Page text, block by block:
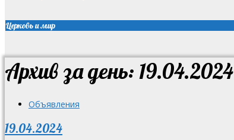
Церковь и мир
Архив за день: 19.04.2024
Объявления
19.04.2024